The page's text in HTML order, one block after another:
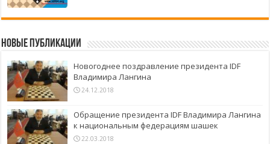
Новые публикации
Новогоднее поздравление президента IDF
Владимира Лангина
24.12.2018
Обращение президента IDF Владимира Лангина
к национальным федерациям шашек
22.03.2018